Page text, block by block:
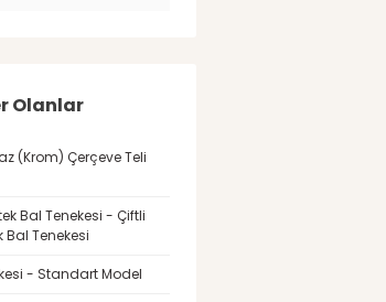
Olanlar
(Krom) Çerçeve Teli
Bal Tenekesi - Çiftli
Bal Tenekesi
- Standart Model